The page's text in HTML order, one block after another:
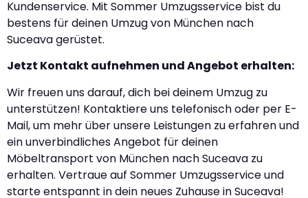
Kundenservice. Mit Sommer Umzugsservice bist du
bestens für deinen Umzug von München nach
Suceava gerüstet.
Jetzt Kontakt aufnehmen und Angebot erhalten:
Wir freuen uns darauf, dich bei deinem Umzug zu
unterstützen! Kontaktiere uns telefonisch oder per E-
Mail, um mehr über unsere Leistungen zu erfahren und
ein unverbindliches Angebot für deinen
Möbeltransport von München nach Suceava zu
erhalten. Vertraue auf Sommer Umzugsservice und
starte entspannt in dein neues Zuhause in Suceava!